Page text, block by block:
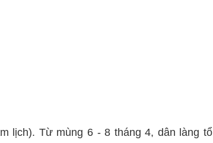
lịch). Từ mùng 6 - 8 tháng 4, dân làng tổ